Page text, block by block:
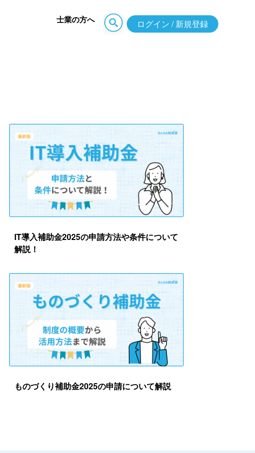
士業の方へ ログイン / 新規登録
IT導入補助金2025の申請方法や条件について
解説！
ものづくり補助金2025の申請について解説